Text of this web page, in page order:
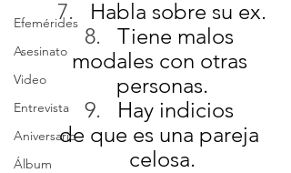
Efemérides
Asesinato
Video
Entrevista
Aniversario
Álbum
Habla sobre su ex.
Tiene malos
modales con otras
personas.
Hay indicios
de que es una pareja
celosa.